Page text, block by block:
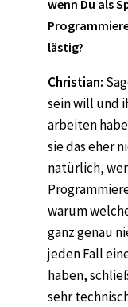
wenn Du als
lästig?
Christian:
sein will und
arbeiten
sie das eher
natürlich,
warum
ganz genau
jeden Fall
haben,
sehr